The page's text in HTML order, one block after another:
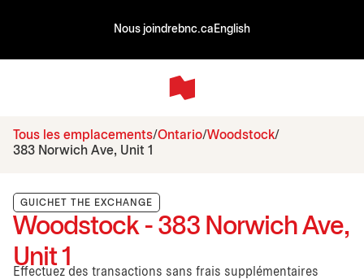
Nous joindrebnc.ca English
Tous les emplacements Ontario Woodstock
383 Norwich Ave, Unit 1
GUICHET THE EXCHANGE
Woodstock - 383 Norwich Ave,
Unit 1
Effectuez des transactions sans frais supplémentaires